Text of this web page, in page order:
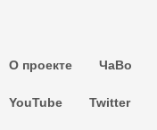
О проекте ЧаВо
YouTube Twitter